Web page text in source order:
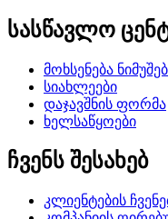
სასწავლო
მოხსენება
სიახლეები
დაჯავშნის ფორმა
ხელსაწყოები
ჩვენს შესახებ
კლიენტების